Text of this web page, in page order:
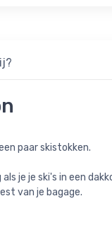
paar skistokken.
je je ski's in een
van je bagage.